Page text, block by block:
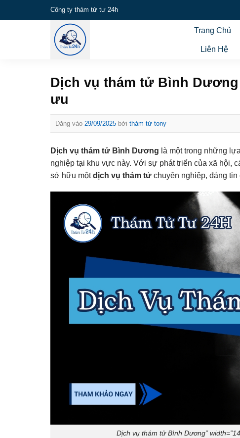
qua
Công ty thám tử tư 24h
Trang Chủ
Liên Hệ
Dịch vụ thám tử Bình
ưu
Đăng vào 29/09/2025 bởi thám tử tony
Dịch vụ thám tử Bình Dương là một trong những
nghiệp tại khu vực này. Với sự phát triển của xã hội,
sở hữu mộtdịch vụ thám tử chuyên nghiệp, đáng
Dịch vụ thám tử Bình Dương”